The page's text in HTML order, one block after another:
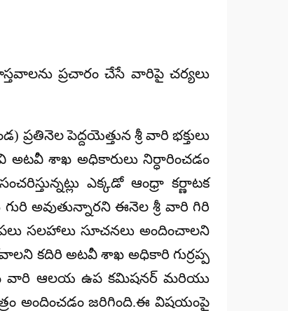
ప్రచారం చేసే వారిపై చర్యలు
ప్రతినెల పెద్దయెత్తున శ్రీ వారి భక్తులు
అటవీ శాఖ అధికారులు నిర్ధారించడం
ఎక్కడో ఆంధ్రా కర్ణాటక
గురి అవుతున్నారని ఈనెల శ్రీ వారి గిరి
పలు సలహాలు సూచనలు అందించాలని
కదిరి అటవీ శాఖ అధికారి గుర్రప్ప
వారి ఆలయ ఉప కమిషనర్ మరియు
అందించడం జరిగింది.ఈ విషయంపై